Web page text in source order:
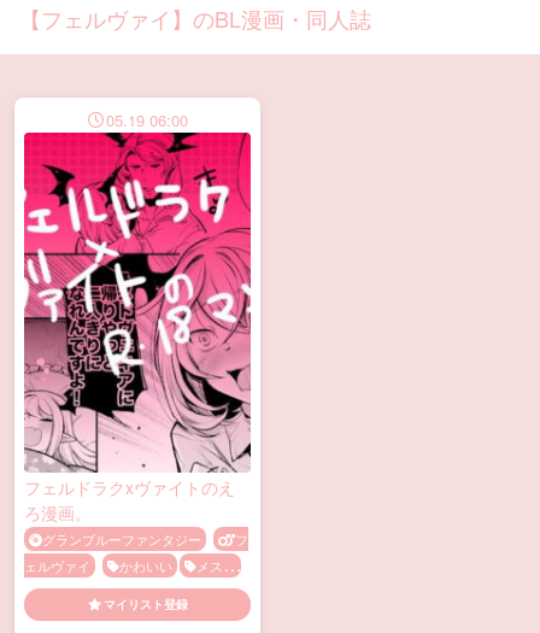
【フェルヴァイ】のBL漫画・同人誌
05.19 06:00
フェルドラクxヴァイトのえ
ろ漫画。
グランブルーファンタジー
フ
ェルヴァイ
かわいい
メス顔
発情
騎乗位
マイリスト登録